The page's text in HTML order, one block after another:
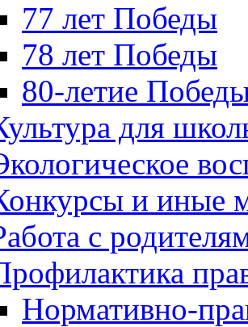
77 лет Победы
78 лет Победы
80-летие
для
и иные
с
Нормативно-